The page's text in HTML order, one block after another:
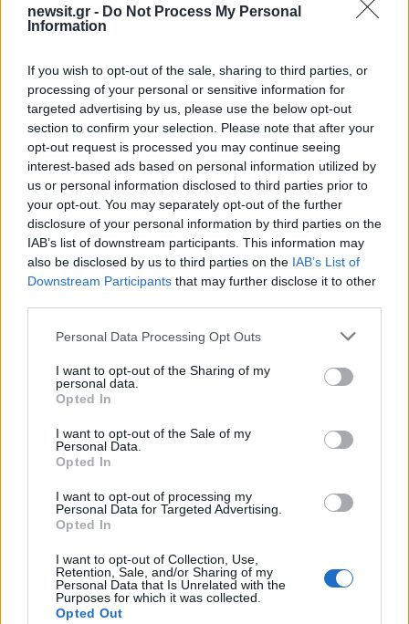
newsit.gr - Do Not Process My Personal
Information
If you wish to opt-out of the sale, sharing to third parties, or
processing of your personal or sensitive information for
targeted advertising by us, please use the below opt-out
section to confirm your selection. Please note that after your
opt-out request is processed you may continue seeing
interest-based ads based on personal information utilized by
us or personal information disclosed to third parties prior to
your opt-out. You may separately opt-out of the further
disclosure of your personal information by third parties on the
IAB’s list of downstream participants. This information may
also be disclosed by us to third parties on the IAB’s List of
Downstream Participants that may further disclose it to other
Please note that this website/app uses one or more Google
not limited to your visit or usage behaviour. You may click to
grant or deny consent to Google and its third-party tags to
use your data for below specified purposes in below Google
consent section.
Personal Data Processing Opt Outs
I want to opt-out of the Sharing of my
personal data.
Opted In
I want to opt-out of the Sale of my
Personal Data.
Opted In
I want to opt-out of processing my
Personal Data for Targeted Advertising.
Opted In
I want to opt-out of Collection, Use,
Retention, Sale, and/or Sharing of my
Personal Data that Is Unrelated with the
Purposes for which it was collected.
Opted Out
Η δίκη θα συνεχιστεί στις 18 Ιουνίου με την
εισαγγελική πρόταση.
ΔΙΑΦΗΜΙΣΗ
Αν τα χάσατε
Αττική τα περισσότερα
κρούσματα – Έξι θάνατοι
τις τελευταίες ημέρες
40άρια και 8 μποφόρ
συναγερμό η χώρα
φωτιές, ενισχύονται